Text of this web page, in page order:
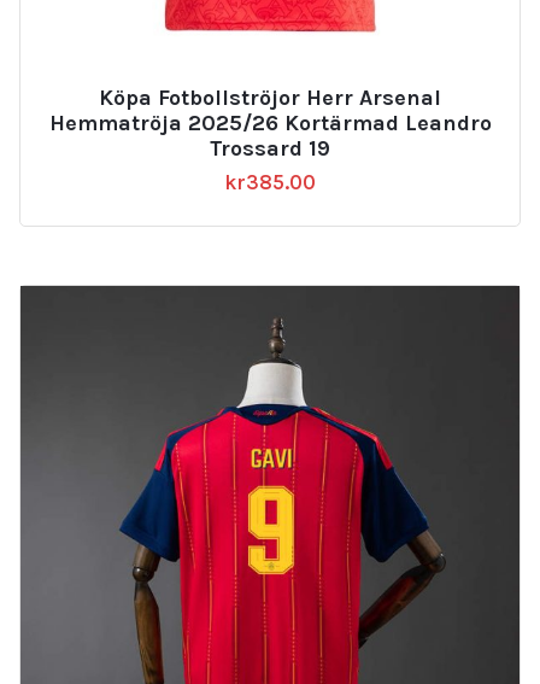
Köpa Fotbollströjor Herr Arsenal
Hemmatröja 2025/26 Kortärmad Leandro
Trossard 19
kr385.00